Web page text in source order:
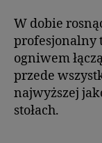
W dobie
profesjonalny
ogniwem
przede
najwyższej
stołach.